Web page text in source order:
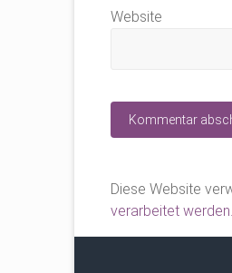
Website
Diese Website
verarbeitet werden.